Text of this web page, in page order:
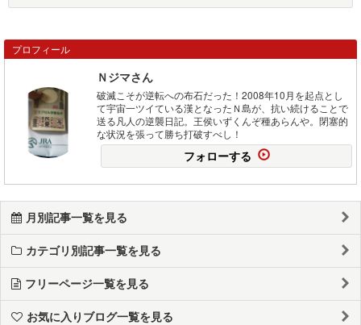
プロフィール
Ｎジマさん
破滅こそが逆転への布石だった！2008年10月を起点とし
て宇宙一ツイている漢となったＮ島が、抗い続けることで
送る凡人の逆襲日記。王侯いずくんぞ種あらんや。閉塞的
な状況を張って勝ち打破すべし！
フォローする
月別記事一覧を見る
カテゴリ別記事一覧を見る
フリーページ一覧を見る
お気に入りブログ一覧を見る